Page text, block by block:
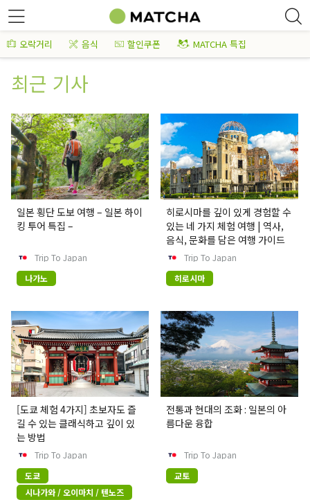
오락거리 음식 할인쿠폰 MATCHA 특집
최근 기사
일본 횡단 도보 여행 – 일본 하이
킹 투어 특집 –
Trip To Japan
나가노
히로시마를 깊이 있게 경험할 수
있는 네 가지 체험 여행 | 역사,
음식, 문화를 담은 여행 가이드
Trip To Japan
히로시마
[도쿄 체험 4가지] 초보자도 즐
길 수 있는 클래식하고 깊이 있
는 방법
Trip To Japan
도쿄
시나가와 / 오이마치 / 텐노즈
전통과 현대의 조화 : 일본의 아
름다운 융합
Trip To Japan
교토